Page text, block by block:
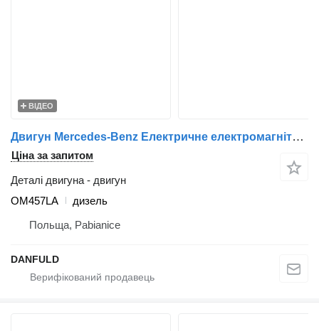
ВІДЕО
Двигун Mercedes-Benz Електричне електромагнітне випромінювання (ЕВВ) OM457LA до автобуса Mercedes-Benz
Ціна за запитом
Деталі двигуна - двигун
OM457LA
дизель
Польща, Pabianice
DANFULD